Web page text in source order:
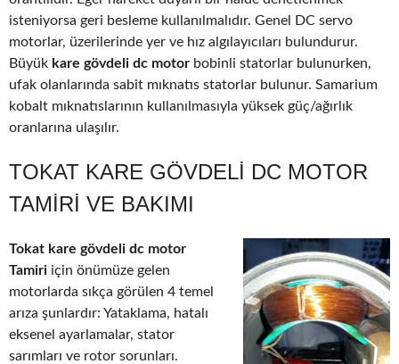
isteniyorsa geri besleme kullanılmalıdır. Genel DC servo
motorlar, üzerilerinde yer ve hız algılayıcıları bulundurur.
Büyük kare gövdeli dc motor bobinli statorlar bulunurken,
ufak olanlarında sabit mıknatıs statorlar bulunur. Samarium
kobalt mıknatıslarının kullanılmasıyla yüksek güç/ağırlık
oranlarına ulaşılır.
TOKAT KARE GÖVDELI DC MOTOR
TAMIRI VE BAKIMI
Tokat kare gövdeli dc motor
Tamiri için önümüze gelen
motorlarda sıkça görülen 4 temel
arıza şunlardır: Yataklama, hatalı
eksenel ayarlamalar, stator
sarımları ve rotor sorunları.